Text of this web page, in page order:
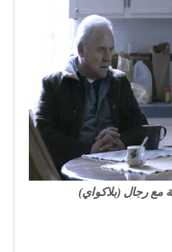
مع رجال (بلاكواي)